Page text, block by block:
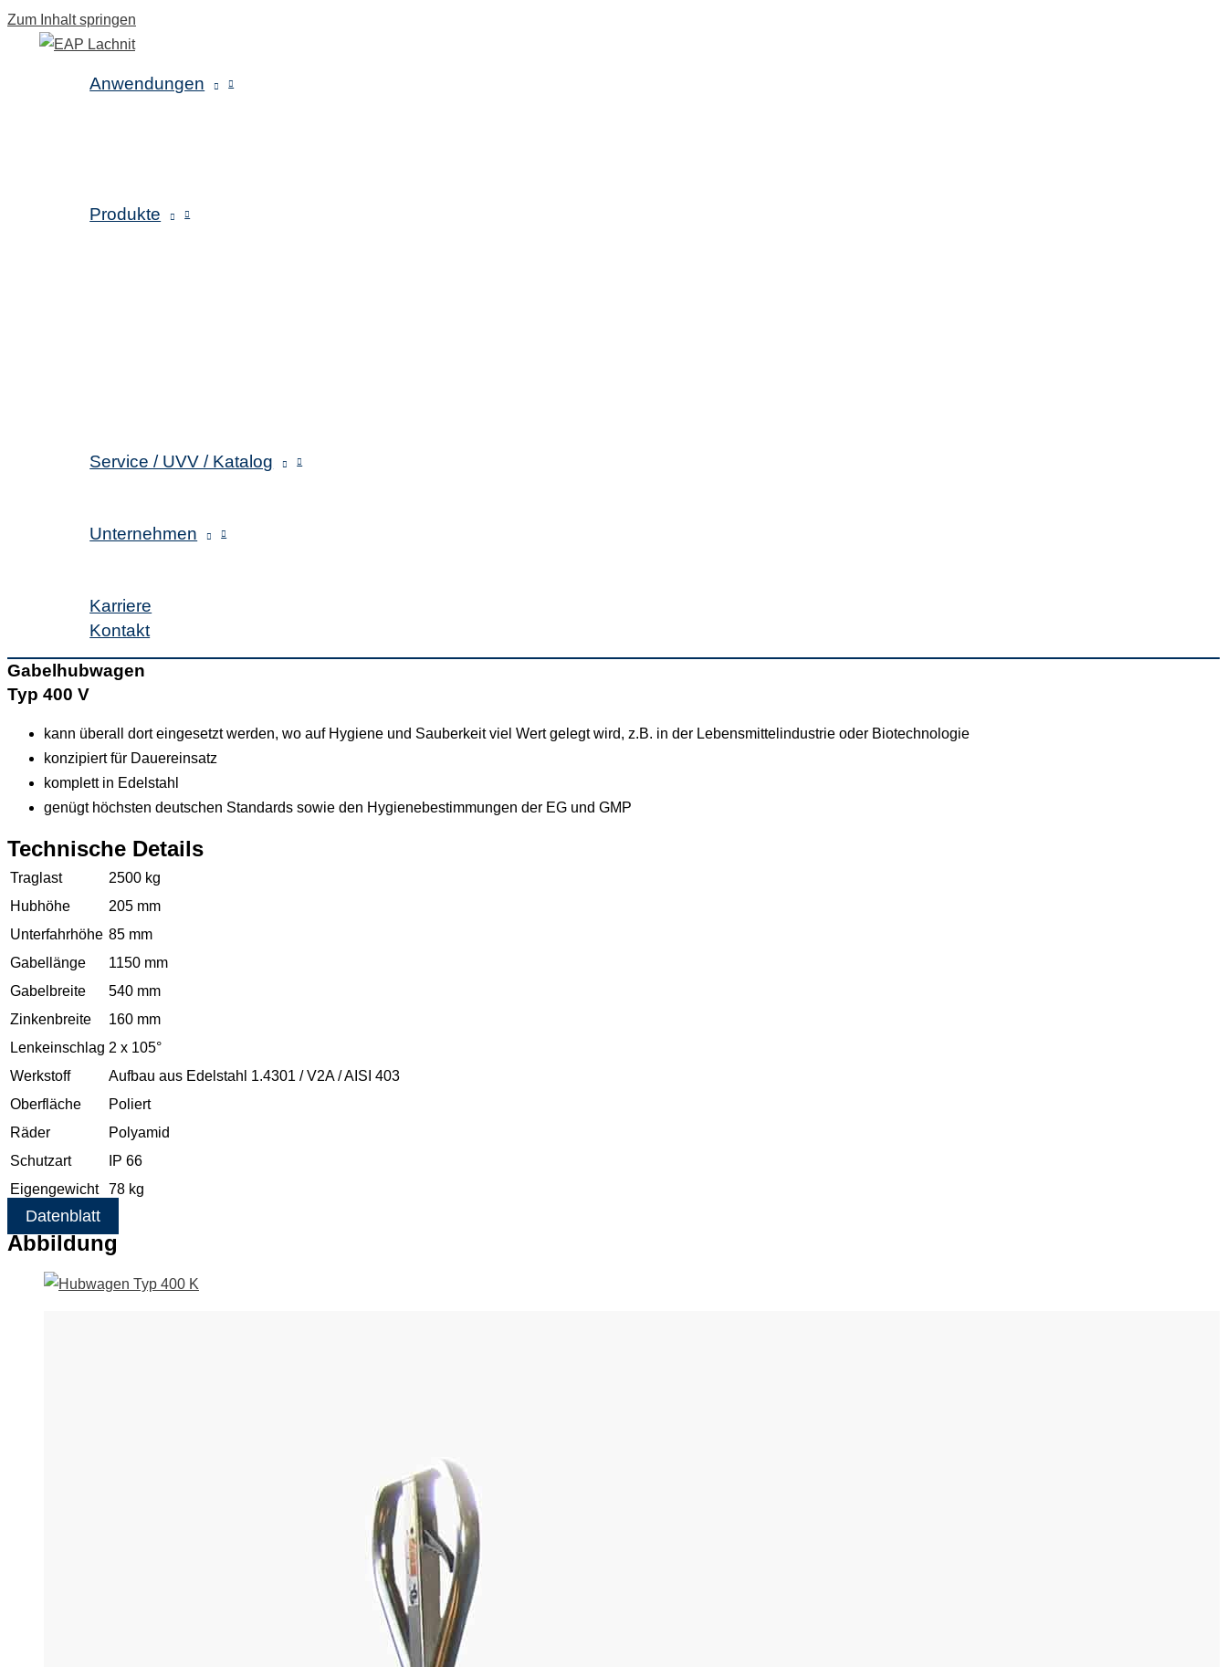
Zum Inhalt springen
Anwendungen
Produkte
Service / UVV / Katalog
Unternehmen
Karriere
Kontakt
Gabelhubwagen
Typ 400 V
kann überall dort eingesetzt werden, wo auf Hygiene und Sauberkeit viel Wert gelegt wird, z.B. in der Lebensmittelindustrie oder Biotechnologie
konzipiert für Dauereinsatz
komplett in Edelstahl
genügt höchsten deutschen Standards sowie den Hygienebestimmungen der EG und GMP
Technische Details
Traglast
2500 kg
Hubhöhe
205 mm
Unterfahrhöhe 85 mm
Gabellänge
1150 mm
Gabelbreite
540 mm
Zinkenbreite
160 mm
Lenkeinschlag 2 x 105°
Werkstoff
Aufbau aus Edelstahl 1.4301 / V2A / AISI 403
Oberfläche
Poliert
Räder
Polyamid
Schutzart
IP 66
Eigengewicht
78 kg
Datenblatt
Abbildung